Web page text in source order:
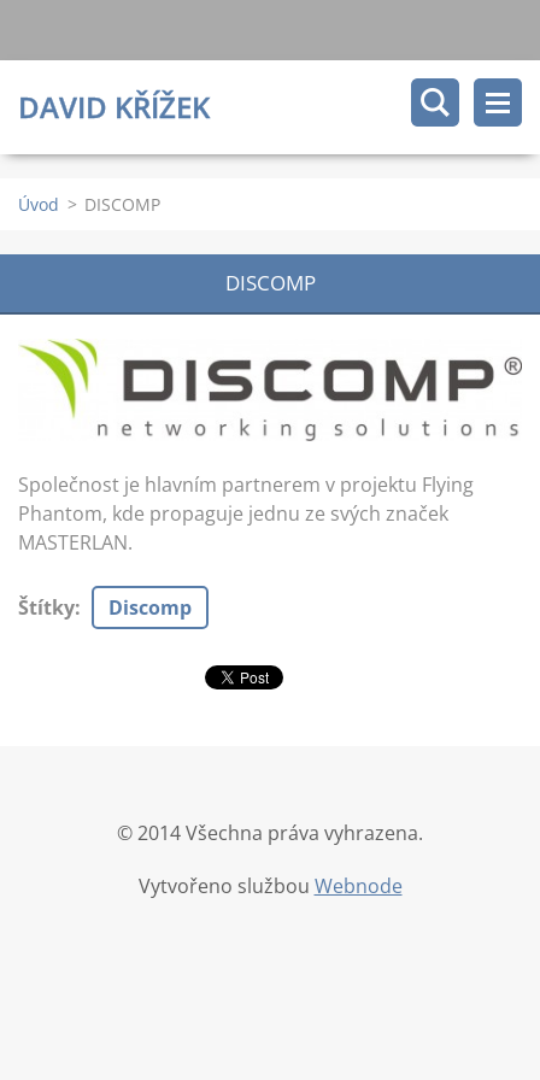
DAVID KŘÍŽEK
Úvod > DISCOMP
DISCOMP
Společnost je hlavním partnerem v projektu Flying
Phantom, kde propaguje jednu ze svých značek
MASTERLAN.
Štítky: Discomp
© 2014 Všechna práva vyhrazena.
Vytvořeno službou Webnode